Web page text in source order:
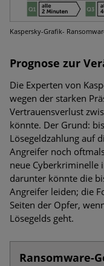
Kaspersky-Grafik-
Prognose zur
Die Experten von
wegen der starken
Vertrauensverlust
könnte. Der Grund:
Lösegeldzahlung auf
Angreifer noch
neue Cyberkriminelle
darunter könnte die
Angreifer leiden; die
Seiten der Opfer,
Lösegelds geht.
Ransomware-